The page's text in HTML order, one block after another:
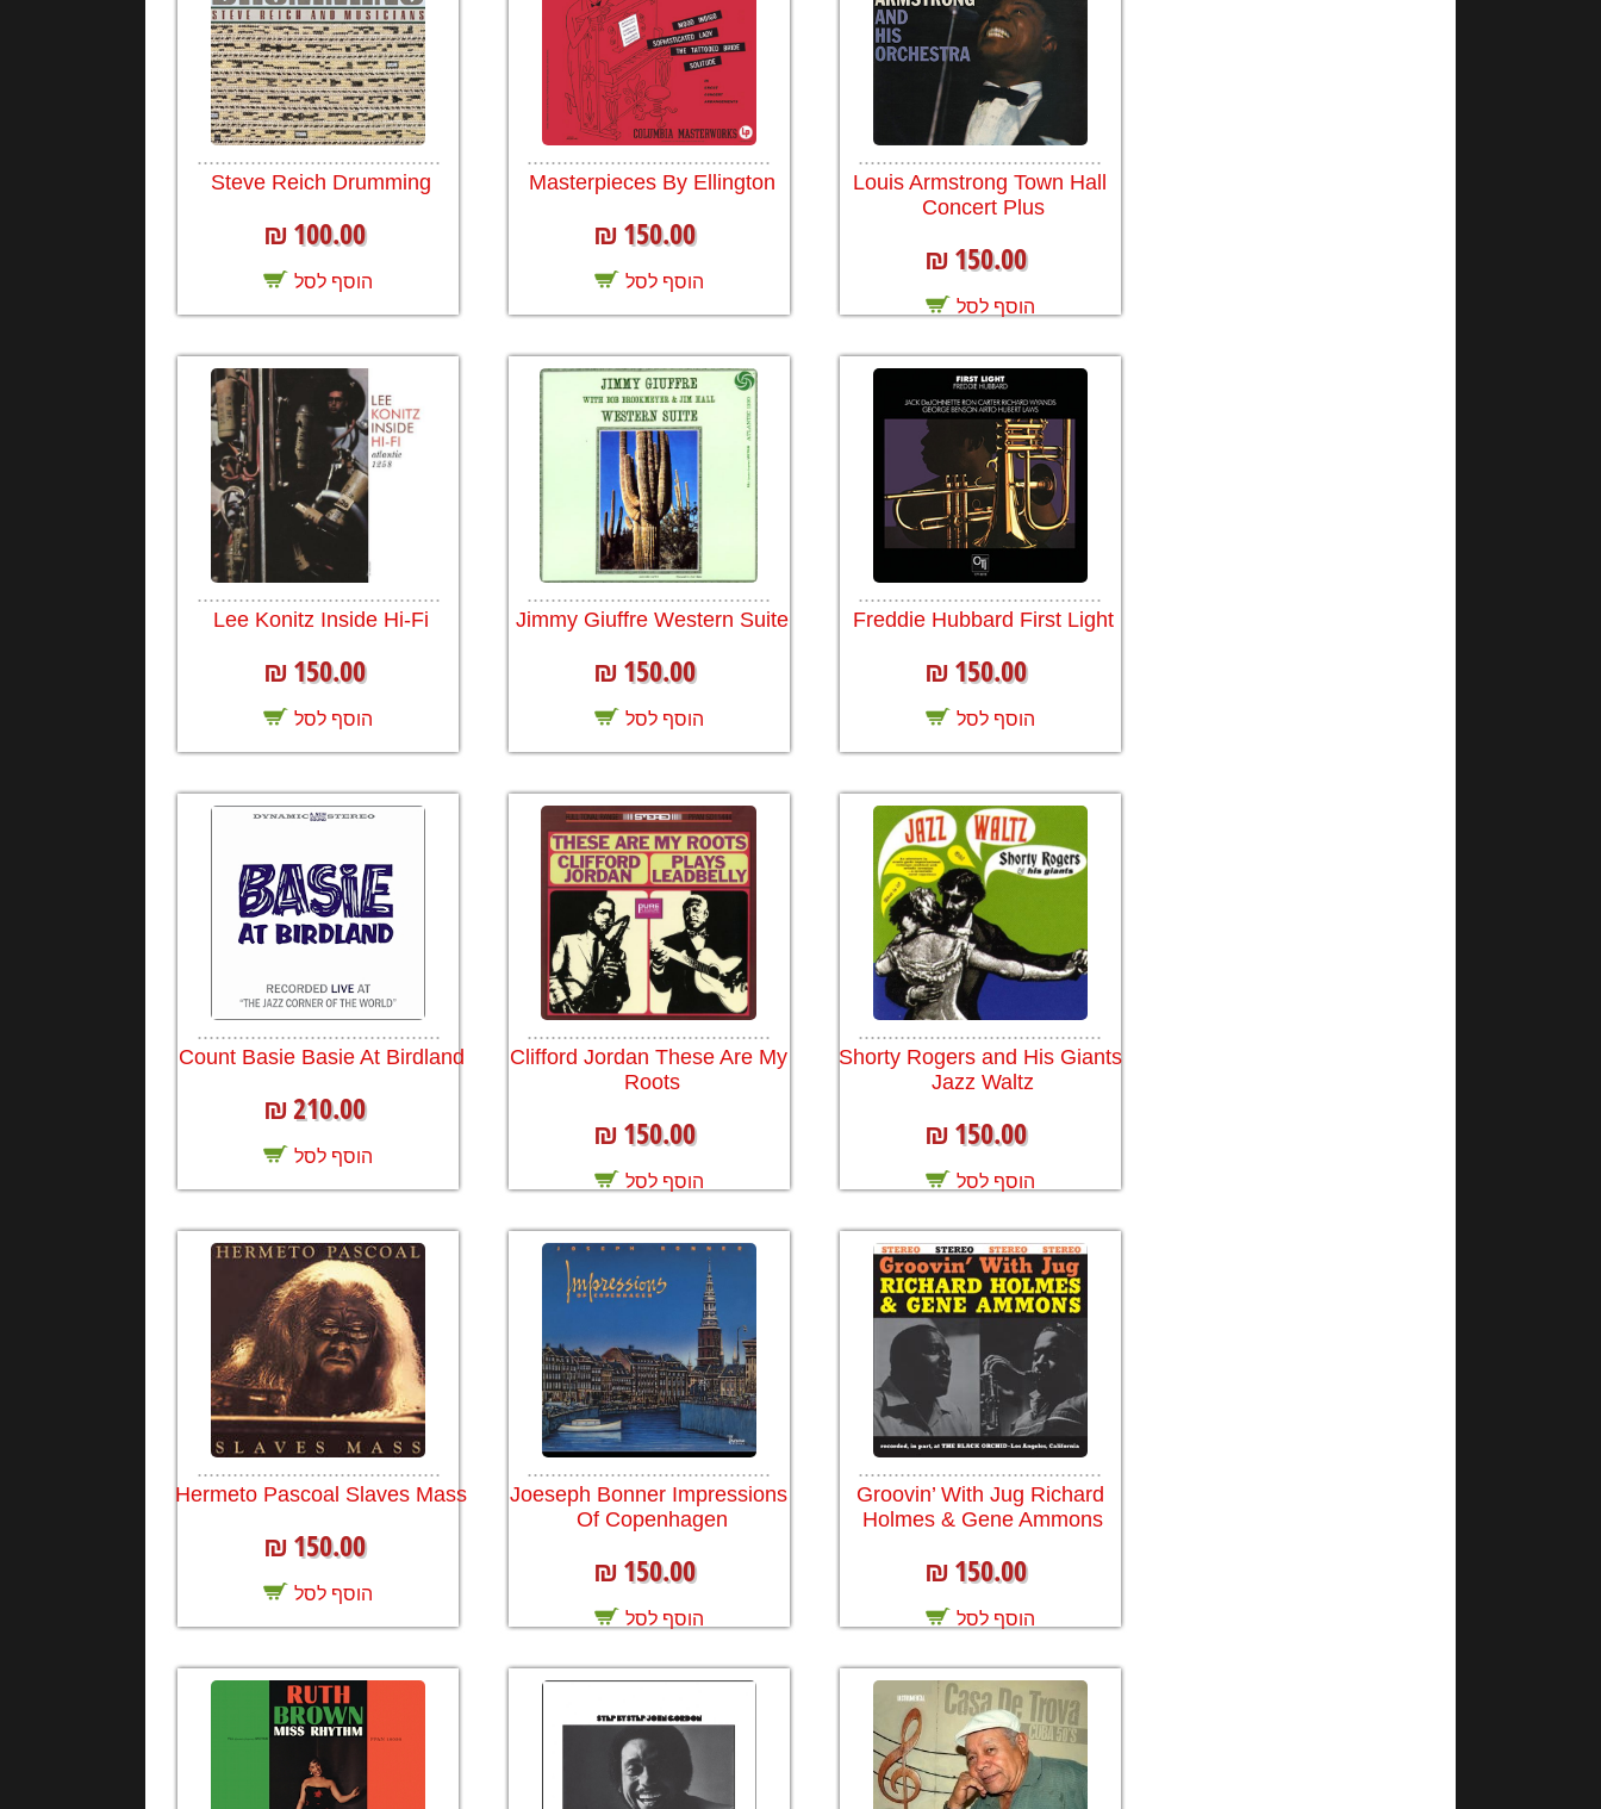
.........................................
Louis Armstrong Town Hall
Concert Plus
150.00
₪
הוסף לסל
.........................................
Masterpieces By Ellington
150.00
₪
הוסף לסל
.........................................
Steve Reich Drumming
100.00
₪
הוסף לסל
.........................................
Freddie Hubbard First Light
150.00
₪
הוסף לסל
.........................................
Jimmy Giuffre Western Suite
150.00
₪
הוסף לסל
.........................................
Lee Konitz Inside Hi-Fi
150.00
₪
הוסף לסל
.........................................
Shorty Rogers and His Giants
Jazz Waltz
150.00
₪
הוסף לסל
.........................................
Clifford Jordan These Are My
Roots
150.00
₪
הוסף לסל
.........................................
Count Basie Basie At Birdland
210.00
₪
הוסף לסל
.........................................
Groovin’ With Jug Richard
Holmes & Gene Ammons
150.00
₪
הוסף לסל
.........................................
Joeseph Bonner Impressions
Of Copenhagen
150.00
₪
הוסף לסל
.........................................
Hermeto Pascoal Slaves Mass
150.00
₪
הוסף לסל